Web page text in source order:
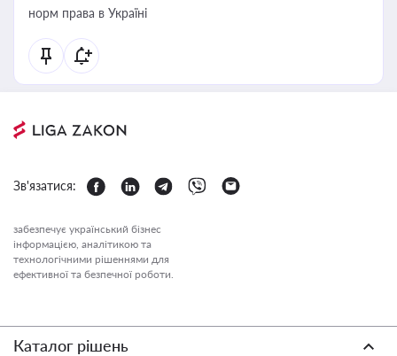
норм права в Україні
Зв'язатися:
забезпечує український бізнес
інформацією, аналітикою та
технологічними рішеннями для
ефективної та безпечної роботи.
Каталог рішень